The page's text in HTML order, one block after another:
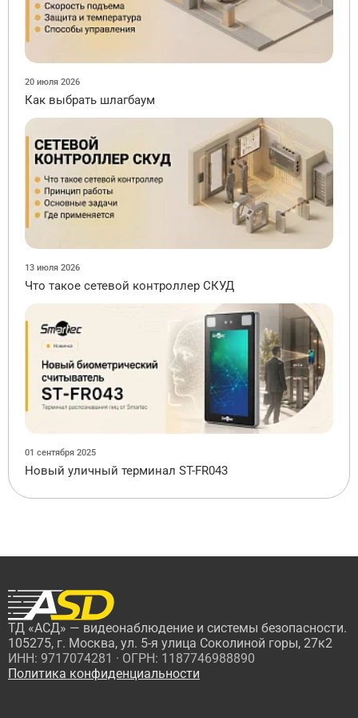
20 июля 2026
Как выбрать шлагбаум
13 июля 2026
Что такое сетевой контроллер СКУД
01 сентября 2025
Новый уличный терминал ST-FR043
ТД «АСД» — видеонаблюдение и системы безопасности.
105275, г. Москва, ул. 5-я улица Соколиной горы, 27к2
ИНН: 9717074281 · ОГРН: 1187746988890
Политика конфиденциальности